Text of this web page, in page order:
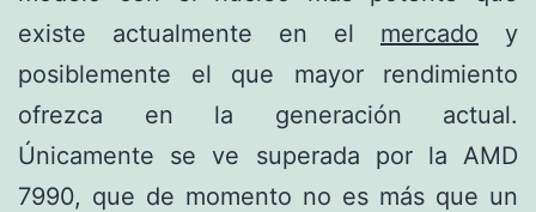
existe actualmente en el mercado y
posiblemente el que mayor rendimiento
ofrezca en la generación actual.
Únicamente se ve superada por la AMD
7990, que de momento no es más que un